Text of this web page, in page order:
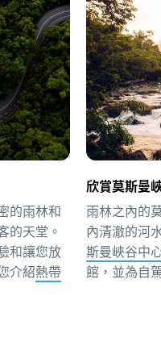
的雨林和
的天堂。
和讓您放
介紹熱帶
欣賞莫斯曼
雨林之內的
內清澈的河
斯曼峽谷中
館，並為自